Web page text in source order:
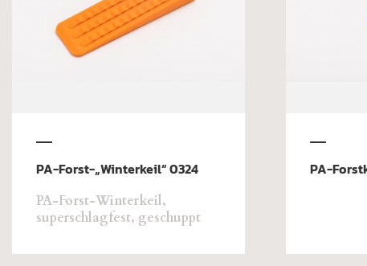
PA-Forst-„Winterkeil“ 0324
PA-Forst-Winterkeil,
superschlagfest, geschuppt
PA-